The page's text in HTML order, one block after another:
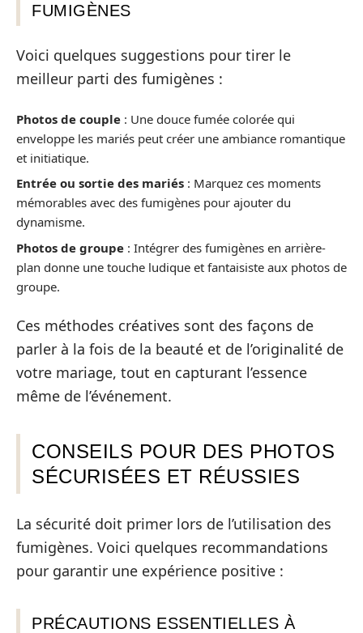
FUMIGÈNES
Voici quelques suggestions pour tirer le
meilleur parti des fumigènes :
Photos de couple : Une douce fumée colorée qui
enveloppe les mariés peut créer une ambiance romantique
et initiatique.
Entrée ou sortie des mariés : Marquez ces moments
mémorables avec des fumigènes pour ajouter du
dynamisme.
Photos de groupe : Intégrer des fumigènes en arrière-
plan donne une touche ludique et fantaisiste aux photos de
groupe.
Ces méthodes créatives sont des façons de
parler à la fois de la beauté et de l’originalité de
votre mariage, tout en capturant l’essence
même de l’événement.
CONSEILS POUR DES PHOTOS
SÉCURISÉES ET RÉUSSIES
La sécurité doit primer lors de l’utilisation des
fumigènes. Voici quelques recommandations
pour garantir une expérience positive :
PRÉCAUTIONS ESSENTIELLES À